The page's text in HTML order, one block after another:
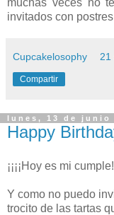
muchas veces no
invitados con
Cupcakelosophy 21
Compartir
lunes, 13 de junio
Happy
¡¡¡¡Hoy es mi
Y como no puedo
trocito de las tartas